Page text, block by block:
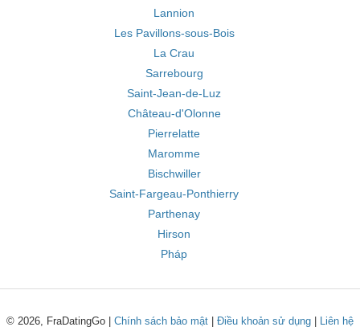
Lannion
Les Pavillons-sous-Bois
La Crau
Sarrebourg
Saint-Jean-de-Luz
Château-d'Olonne
Pierrelatte
Maromme
Bischwiller
Saint-Fargeau-Ponthierry
Parthenay
Hirson
Pháp
© 2026, FraDatingGo | Chính sách bảo mật Điều khoản sử dụng Liên hệ